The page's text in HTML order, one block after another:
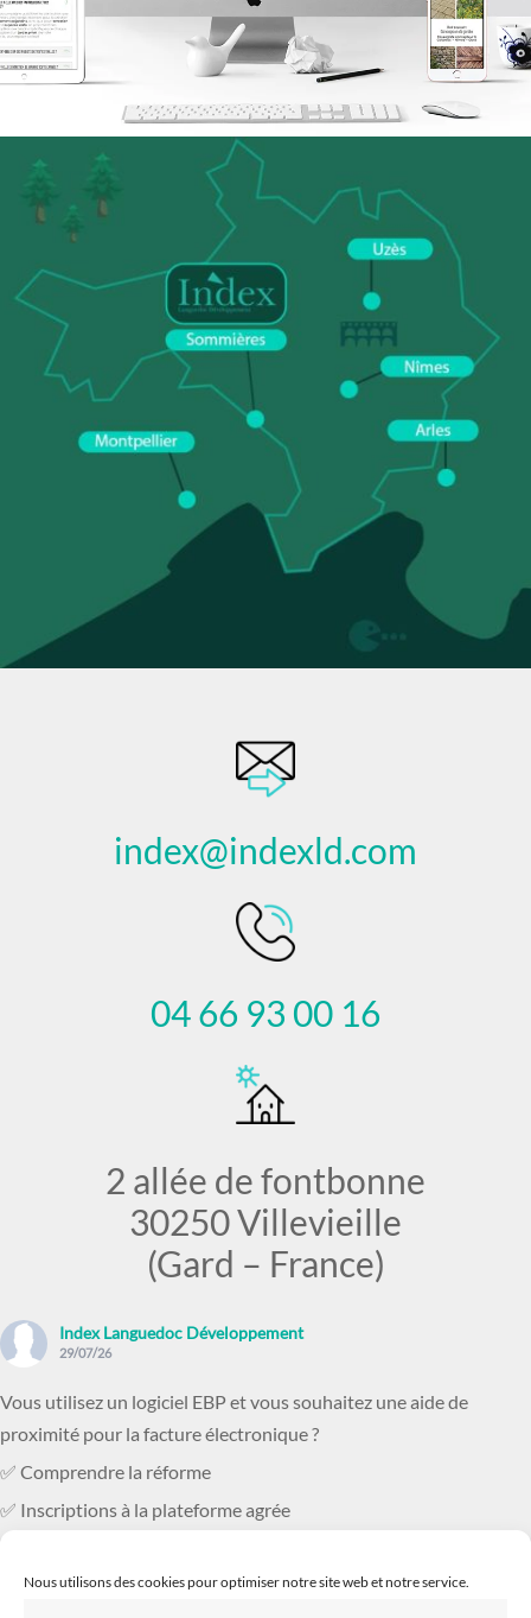
Nous utilisons des cookies pour optimiser notre site web et notre service.
index@indexld.com
04 66 93 00 16
2 allée de fontbonne
30250 Villevieille
(Gard – France)
Index Languedoc Développement
29/07/26
Vous utilisez un logiciel EBP et vous souhaitez une aide de
proximité pour la facture électronique ?
✅ Comprendre la réforme
✅ Inscriptions à la plateforme agrée
✅ Comment bien paramétrer son logicie
Photo